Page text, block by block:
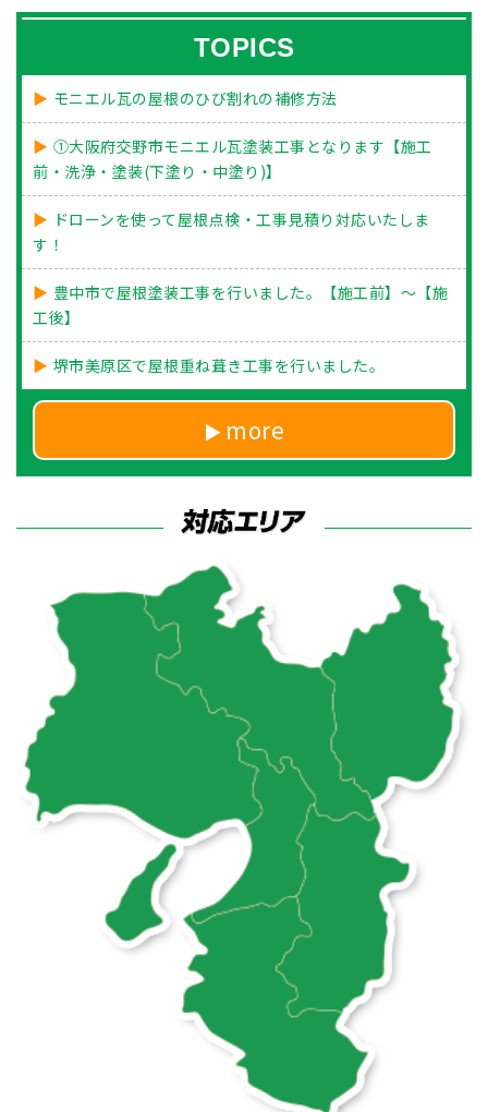
TOPICS
モニエル瓦の屋根のひび割れの補修方法
①大阪府交野市モニエル瓦塗装工事となります【施工
前・洗浄・塗装(下塗り・中塗り)】
ドローンを使って屋根点検・工事見積り対応いたしま
す！
豊中市で屋根塗装工事を行いました。【施工前】～【施
工後】
堺市美原区で屋根重ね葺き工事を行いました。
more